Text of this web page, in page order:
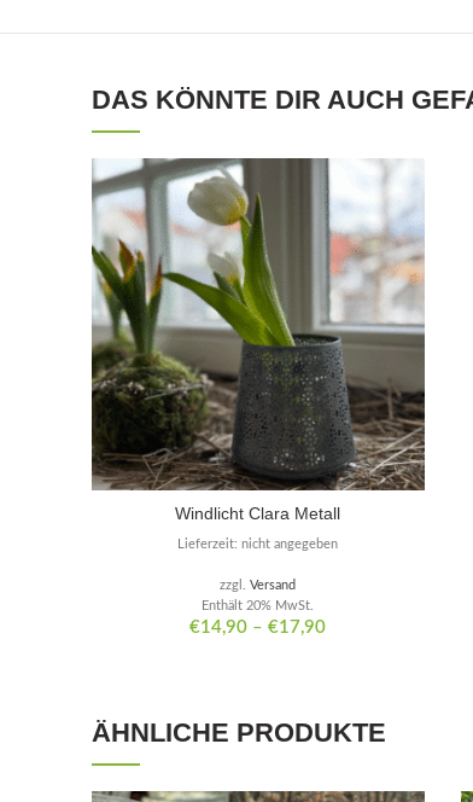
DAS KÖNNTE DIR AUCH
Windlicht Clara Metall
€14,90 –€17,90
Enthält 20% MwSt.
zzgl.Versand
Lieferzeit: nicht angegeben
ÄHNLICHE PRODUKTE